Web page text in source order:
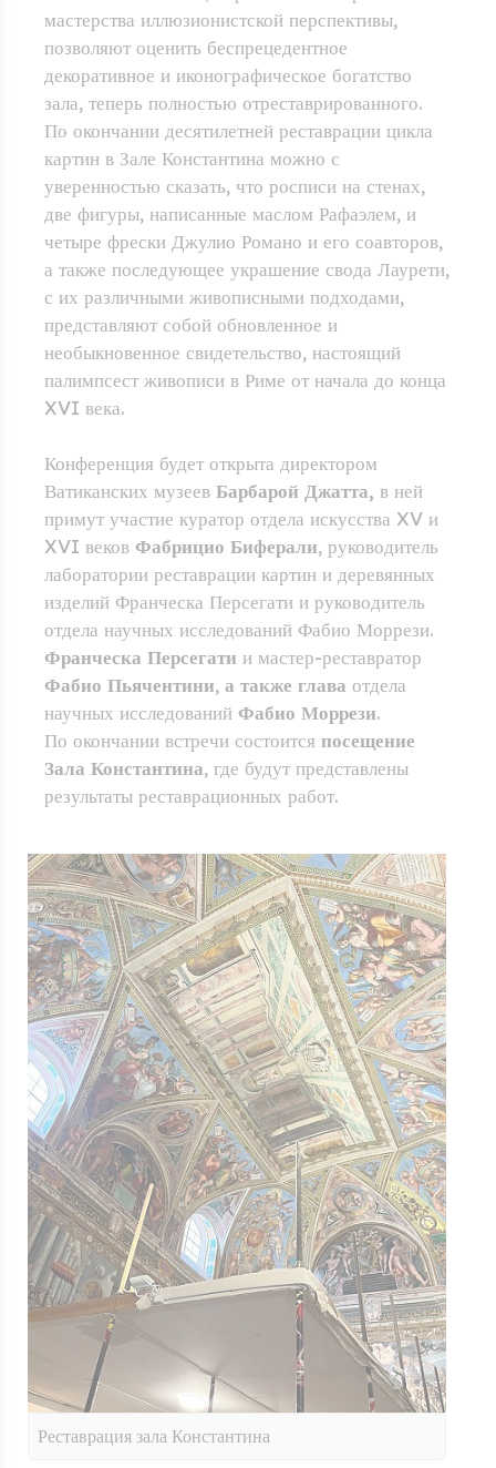
мастерства иллюзионистской перспективы,
позволяют оценить беспрецедентное
декоративное и иконографическое богатство
зала, теперь полностью отреставрированного.
По окончании десятилетней реставрации цикла
картин в Зале Константина можно с
уверенностью сказать, что росписи на стенах,
две фигуры, написанные маслом Рафаэлем, и
четыре фрески Джулио Романо и его соавторов,
а также последующее украшение свода Лаурети,
с их различными живописными подходами,
представляют собой обновленное и
необыкновенное свидетельство, настоящий
палимпсест живописи в Риме от начала до конца
XVI века.
Конференция будет открыта директором
Ватиканских музеев Барбарой Джатта, в ней
примут участие куратор отдела искусства XV и
XVI веков Фабрицио Биферали, руководитель
лаборатории реставрации картин и деревянных
изделий Франческа Персегати и руководитель
отдела научных исследований Фабио Моррези.
Франческа Персегати и мастер-реставратор
Фабио Пьячентини, а также глава отдела
научных исследований Фабио Моррези.
По окончании встречи состоится посещение
Зала Константина, где будут представлены
результаты реставрационных работ.
Реставрация зала Константина